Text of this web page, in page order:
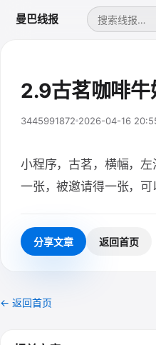
曼巴线报
2.9古茗咖啡牛
3445991872 2026-04-16
小程序，古茗，横幅，
一张，被邀请得一张，可
分享文章 返回首页
← 返回首页